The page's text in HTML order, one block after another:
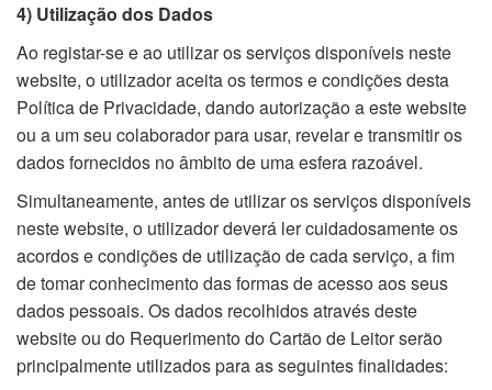
4) Utilização dos Dados
Ao registar-se e ao utilizar os serviços disponíveis neste
website, o utilizador aceita os termos e condições desta
Política de Privacidade, dando autorização a este website
ou a um seu colaborador para usar, revelar e transmitir os
dados fornecidos no âmbito de uma esfera razoável.
Simultaneamente, antes de utilizar os serviços disponíveis
neste website, o utilizador deverá ler cuidadosamente os
acordos e condições de utilização de cada serviço, a fim
de tomar conhecimento das formas de acesso aos seus
dados pessoais. Os dados recolhidos através deste
website ou do Requerimento do Cartão de Leitor serão
principalmente utilizados para as seguintes finalidades: